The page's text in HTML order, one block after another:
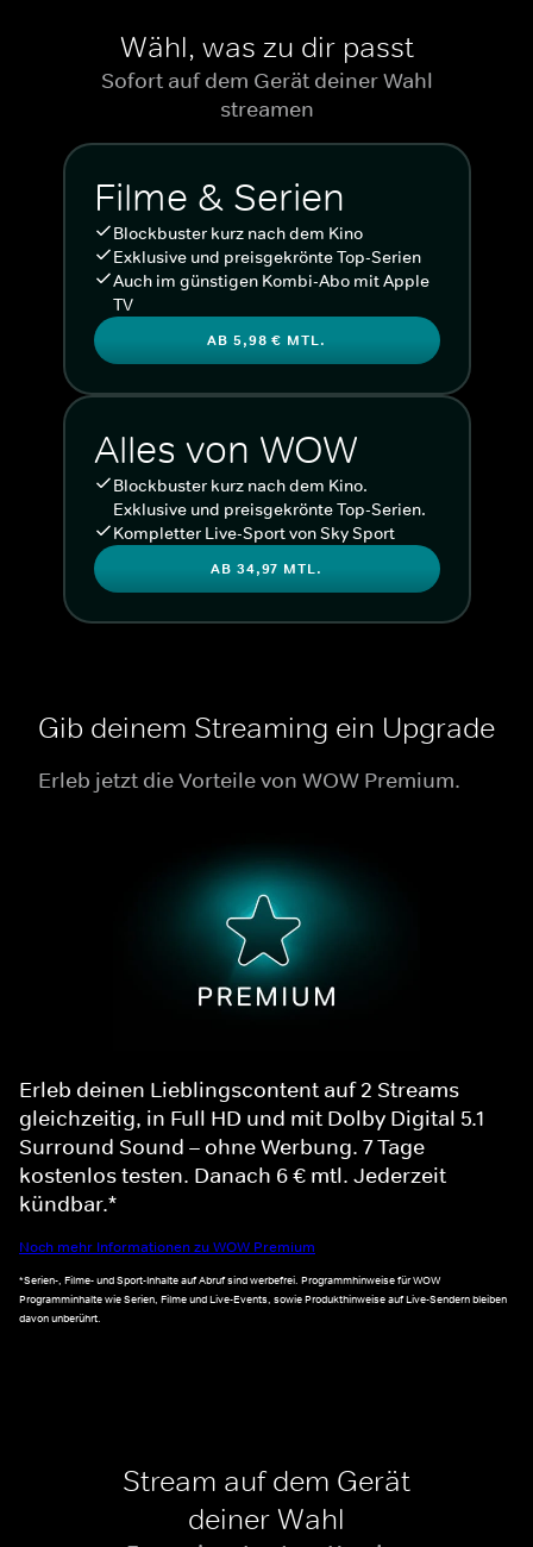
Wähl, was zu dir passt
Sofort auf dem Gerät deiner Wahl
streamen
Filme & Serien
Blockbuster kurz nach dem Kino
Exklusive und preisgekrönte Top-Serien
Auch im günstigen Kombi-Abo mit Apple
TV
AB 5,98 € MTL.
Alles von WOW
Blockbuster kurz nach dem Kino.
Exklusive und preisgekrönte Top-Serien.
Kompletter Live-Sport von Sky Sport
AB 34,97 MTL.
Gib deinem Streaming ein Upgrade
Erleb jetzt die Vorteile von WOW Premium.
Erleb deinen Lieblingscontent auf 2 Streams
gleichzeitig, in Full HD und mit Dolby Digital 5.1
Surround Sound – ohne Werbung. 7 Tage
kostenlos testen. Danach 6 € mtl. Jederzeit
kündbar.*
Noch mehr Informationen zu WOW Premium
*Serien-, Filme- und Sport-Inhalte auf Abruf sind werbefrei. Programmhinweise für WOW
Programminhalte wie Serien, Filme und Live-Events, sowie Produkthinweise auf Live-Sendern bleiben
davon unberührt.
Stream auf dem Gerät
deiner Wahl